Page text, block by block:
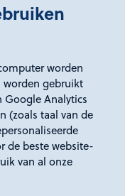
worden
worden gebruikt
Google Analytics
(zoals taal van de
de beste website-
van al onze